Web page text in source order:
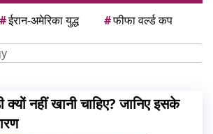
#ईरान-अमेरिका युद्ध #फीफा वर्ल्ड कप
नहीं खानी चाहिए? जानिए इसके